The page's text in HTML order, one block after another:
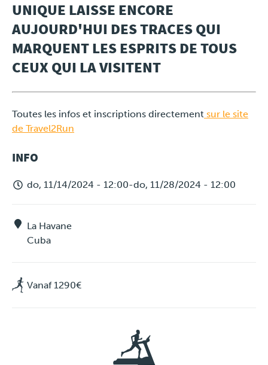
UNIQUE LAISSE ENCORE
AUJOURD'HUI DES TRACES QUI
MARQUENT LES ESPRITS DE TOUS
CEUX QUI LA VISITENT
Toutes les infos et inscriptions directement sur le site
de Travel2Run
INFO
do, 11/14/2024 - 12:00-do, 11/28/2024 - 12:00
La Havane
Cuba
Vanaf 1290€